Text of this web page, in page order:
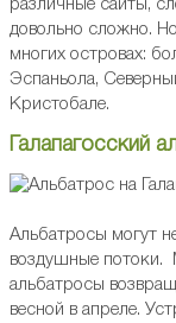
различные сайты,
довольно сложно.
многих островах:
Эспаньола,
Кристобале.
Галапагосский
Альбатросы могут
воздушные потоки.
альбатросы
весной в апреле.